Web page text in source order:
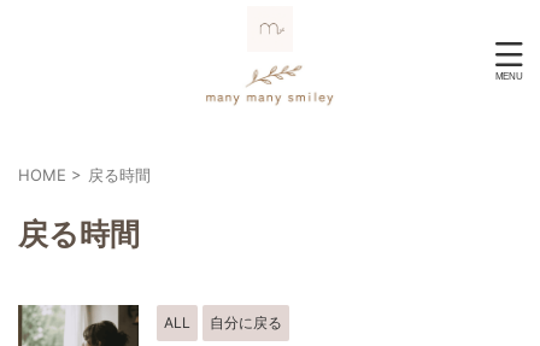
HOME > 戻る時間
戻る時間
ALL 自分に戻る